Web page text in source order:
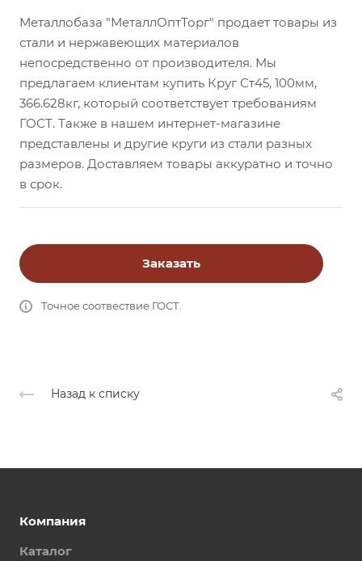
Металлобаза "МеталлОптТорг" продает товары из
стали и нержавеющих материалов
непосредственно от производителя. Мы
предлагаем клиентам купить Круг Ст45, 100мм,
366.628кг, который соответствует требованиям
ГОСТ. Также в нашем интернет-магазине
представлены и другие круги из стали разных
размеров. Доставляем товары аккуратно и точно
в срок.
Заказать
Точное соотвествие ГОСТ.
Назад к списку
Компания
Каталог